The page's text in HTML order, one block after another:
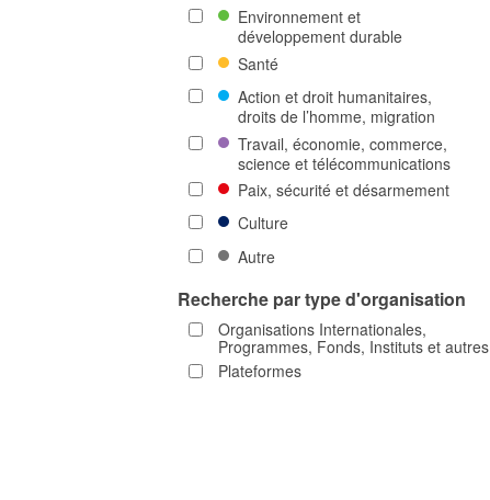
Environnement et
développement durable
Santé
Action et droit humanitaires,
droits de l’homme, migration
Travail, économie, commerce,
science et télécommunications
Paix, sécurité et désarmement
Culture
Autre
Recherche par type d'organisation
Organisations Internationales,
Programmes, Fonds, Instituts et autres
Plateformes